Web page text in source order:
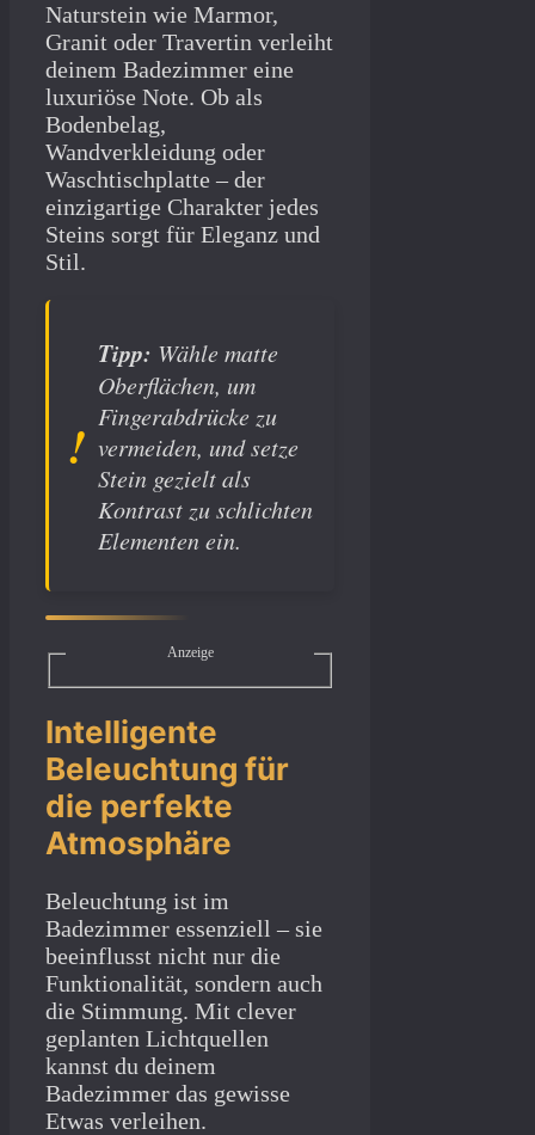
Naturstein wie Marmor,
Granit oder Travertin verleiht
deinem Badezimmer eine
luxuriöse Note. Ob als
Bodenbelag,
Wandverkleidung oder
Waschtischplatte – der
einzigartige Charakter jedes
Steins sorgt für Eleganz und
Stil.
Tipp: Wähle matte
Oberflächen, um
Fingerabdrücke zu
vermeiden, und setze
Stein gezielt als
Kontrast zu schlichten
Elementen ein.
Anzeige
Intelligente
Beleuchtung für
die perfekte
Atmosphäre
Beleuchtung ist im
Badezimmer essenziell – sie
beeinflusst nicht nur die
Funktionalität, sondern auch
die Stimmung. Mit clever
geplanten Lichtquellen
kannst du deinem
Badezimmer das gewisse
Etwas verleihen.